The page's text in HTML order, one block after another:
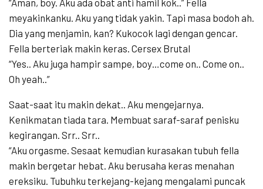
meyakinkanku. Aku yang tidak yakin. Tapi masa bodoh ah.
Dia yang menjamin, kan? Kukocok lagi dengan gencar.
Fella berteriak makin keras. Cersex Brutal
“Yes.. Aku juga hampir sampe, boy…come on.. Come on..
Oh yeah..”
Saat-saat itu makin dekat.. Aku mengejarnya.
Kenikmatan tiada tara. Membuat saraf-saraf penisku
kegirangan. Srr.. Srr..
“Aku orgasme. Sesaat kemudian kurasakan tubuh fella
makin bergetar hebat. Aku berusaha keras menahan
ereksiku. Tubuhku terkejang-kejang mengalami puncak